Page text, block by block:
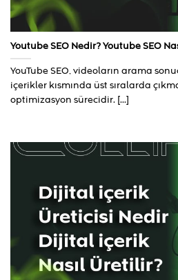
Youtube SEO Nedir? Youtube SEO
YouTube SEO, videoların arama
içerikler kısmında üst sıralarda
optimizasyon sürecidir. [...]